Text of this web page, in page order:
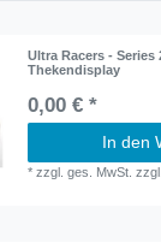
Ultra Racers - Series
Thekendisplay
0,00 € *
In den
*zzgl. ges. MwSt.